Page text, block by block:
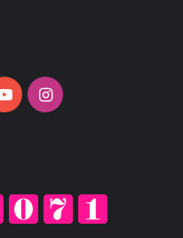
YouTubeInstagram